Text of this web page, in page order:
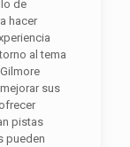
de
hacer
al tema
sus
pistas
pueden